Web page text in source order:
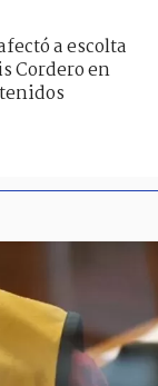
a escolta
Cordero en